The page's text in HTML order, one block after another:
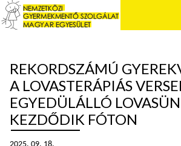
REKORDSZÁMÚ
A LOVASTERÁPIÁS
EGYEDÜLÁLLÓ
KEZDŐDIK FÓTON